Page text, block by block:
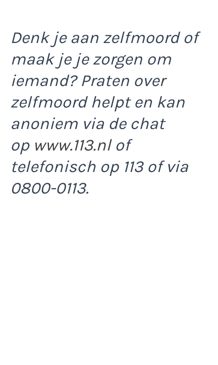
Denk je aan zelfmoord of
maak je je zorgen om
iemand? Praten over
zelfmoord helpt en kan
anoniem via de chat
op www.113.nlof
telefonisch op 113 of via
0800-0113.